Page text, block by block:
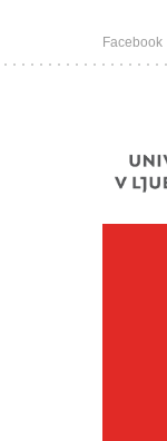
Facebook